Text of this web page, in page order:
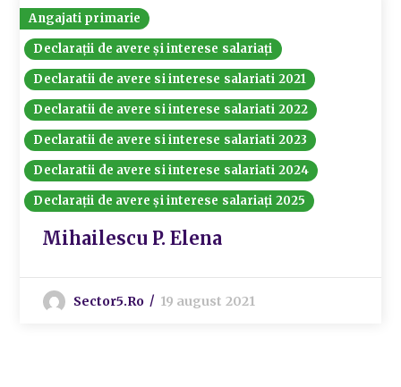
Angajati primarie
Declarații de avere și interese salariați
Declaratii de avere si interese salariati 2021
Declaratii de avere si interese salariati 2022
Declaratii de avere si interese salariati 2023
Declaratii de avere si interese salariati 2024
Declarații de avere și interese salariați 2025
Mihailescu P. Elena
Sector5.ro 19 august 2021